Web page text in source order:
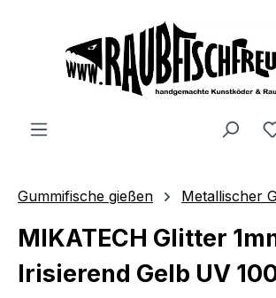
Gummifische gießen Metallischer
MIKATECH Glitter
Irisierend Gelb UV